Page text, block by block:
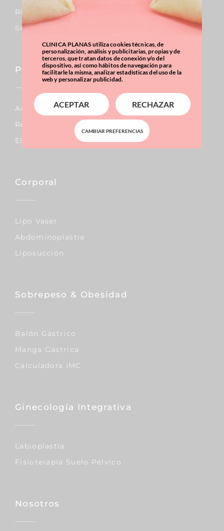
Rinoplastia
Septoplastia
Pecho
Aumento De Pecho
Reducción De Pecho
Elevación De Pecho
Corporal
Lipo Vaser
Abdominoplastia
Liposucción
Sobrepeso & Obesidad
Balón Gástrico
Manga Gástrica
Calculadora IMC
Ginecología Integrativa
Labioplastia
Fisioterapia Suelo Pélvico
Nosotros
CLINICA PLANAS utiliza cookies técnicas, de
personalización, análisis y publicitarias, propias y de
terceros, que tratan datos de conexión y/o del
dispositivo, así como hábitos de navegación para
facilitarle la misma, analizar estadísticas del uso de la
web y personalizar publicidad.
ACEPTAR RECHAZAR
CAMBIAR PREFERENCIAS